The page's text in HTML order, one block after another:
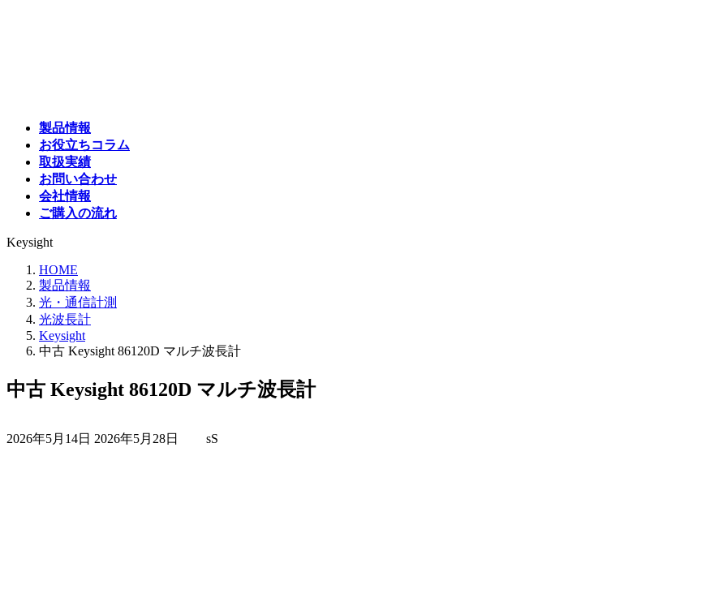
製品情報
お役立ちコラム
取扱実績
お問い合わせ
会社情報
ご購入の流れ
Keysight
HOME
製品情報
光・通信計測
光波長計
Keysight
中古 Keysight 86120D マルチ波長計
中古 Keysight 86120D マルチ波長計
2026年5月14日 終
2026年5月28日 sS